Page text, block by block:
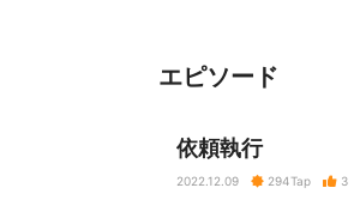
エピソード
依頼執行
2022.12.09 294Tap 3